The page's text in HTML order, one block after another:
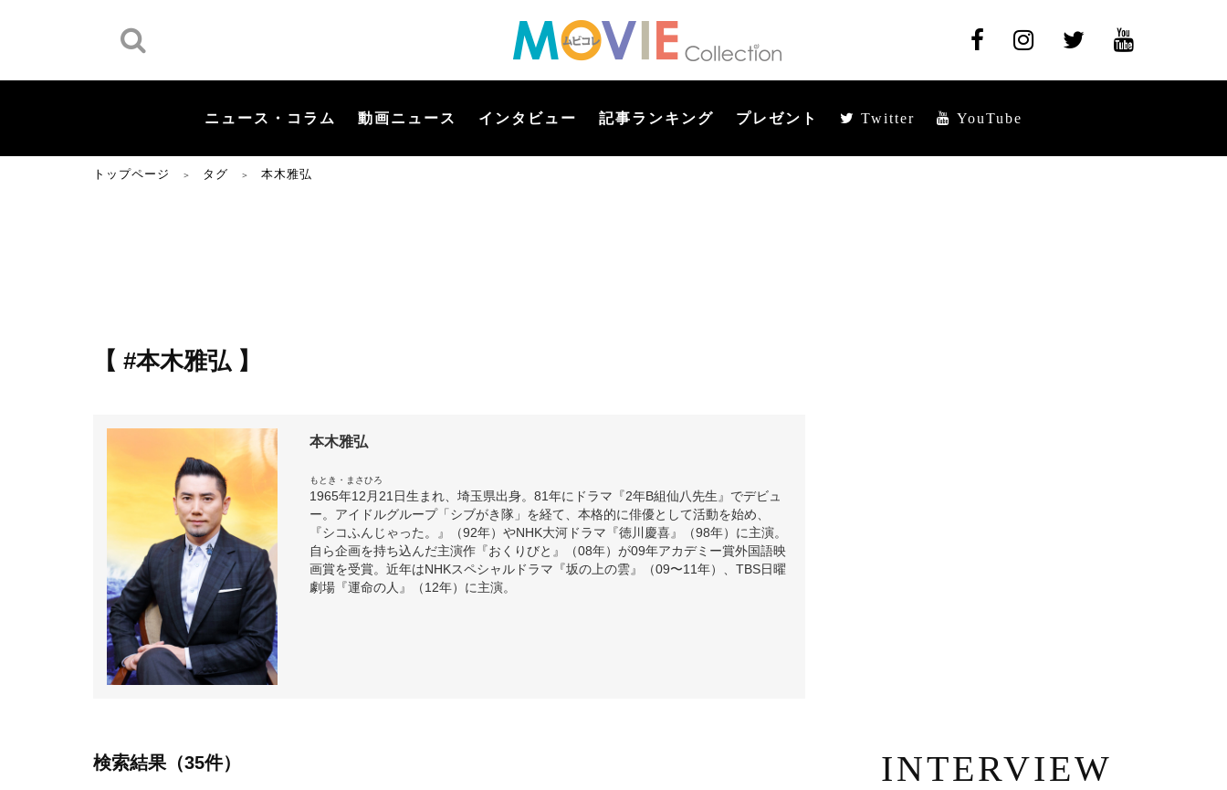
ニュース・コラム 動画ニュース インタビュー 記事ランキング プレゼント Twitter YouTube
トップページ ＞ タグ ＞ 本木雅弘
【 #本木雅弘 】
本木雅弘
もとき・まさひろ
1965年12月21日生まれ、埼玉県出身。81年にドラマ『2年B組仙八先生』でデビュ
ー。アイドルグループ「シブがき隊」を経て、本格的に俳優として活動を始め、
『シコふんじゃった。』（92年）やNHK大河ドラマ『徳川慶喜』（98年）に主演。
自ら企画を持ち込んだ主演作『おくりびと』（08年）が09年アカデミー賞外国語映
画賞を受賞。近年はNHKスペシャルドラマ『坂の上の雲』（09〜11年）、TBS日曜
劇場『運命の人』（12年）に主演。
検索結果（35件） INTERVIEW